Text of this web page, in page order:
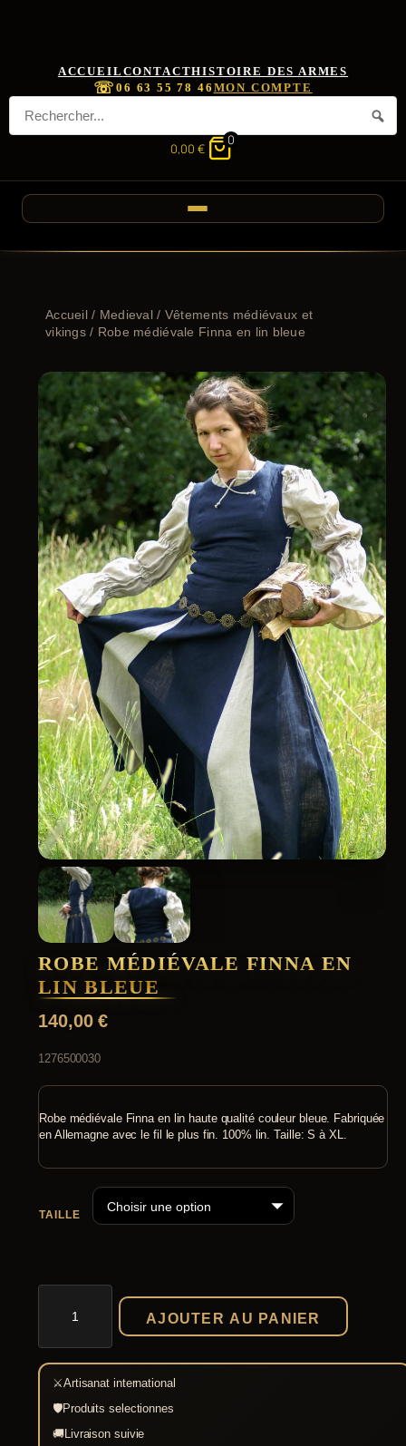
ACCUEIL CONTACTHISTOIRE DES ARMES
☏06 63 55 78 46 MON COMPTE
0,00 €
0
Accueil/ Medieval / Vêtements médiévaux et
vikings/ Robe médiévale Finna en lin bleue
ROBE MÉDIÉVALE FINNA EN
LIN BLEUE
140,00€
1276500030
Robe médiévale Finna en lin haute qualité couleur bleue. Fabriquée
en Allemagne avec le fil le plus fin. 100% lin. Taille: S à XL.
TAILLE
quantité
en
bleue
AJOUTER AU PANIER
⚔Artisanat international
🛡Produits selectionnes
🚚Livraison suivie